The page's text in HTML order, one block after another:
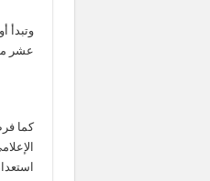
وتبدأ
عشر
كما